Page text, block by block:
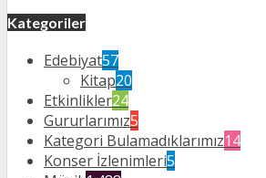
Kategoriler
Edebiyat57
Kitap20
Etkinlikler24
Gururlarımız5
Kategori Bulamadıklarımız14
Konser İzlenimleri5